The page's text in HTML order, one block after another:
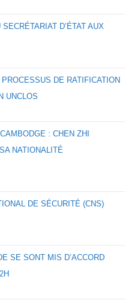
D’ÉTAT AUX
DE RATIFICATION
UNCLOS
: CHEN ZHI
NATIONALITÉ
DE SÉCURITÉ (CNS)
SE SONT MIS D’ACCORD